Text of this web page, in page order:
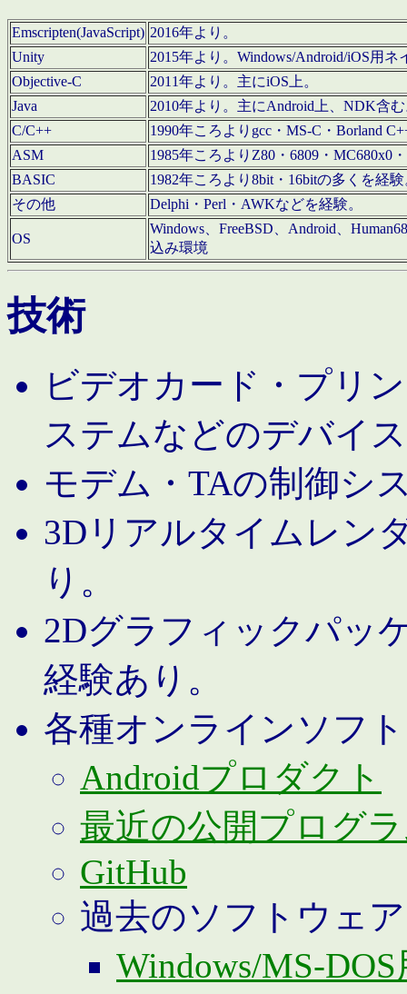
Emscripten(JavaScript) 2016年より。
Unity
2015年より。Windows/Android/iOS用
Objective-C
2011年より。主にiOS上。
Java
2010年より。主にAndroid上、NDK含
C/C++
1990年ころよりgcc・MS-C・Borland
ASM
1985年ころよりZ80・6809・MC680x0
BASIC
1982年ころより8bit・16bitの多くを経
その他
Delphi・Perl・AWKなどを経験。
OS
Windows、FreeBSD、Android、
込み環境
技術
ビデオカード・プリ
ステムなどのデバイ
モデム・TAの制御シ
3Dリアルタイムレン
り。
2Dグラフィックパッ
経験あり。
各種オンラインソフ
Androidプロダクト
最近の公開プログ
GitHub
過去のソフトウェア
Windows/MS-DOS